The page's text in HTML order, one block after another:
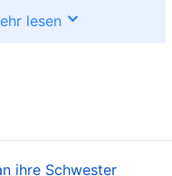
ich in Japan
ich meiner
und fragte sie
bin einfach eine
lesen
ihre Schwester